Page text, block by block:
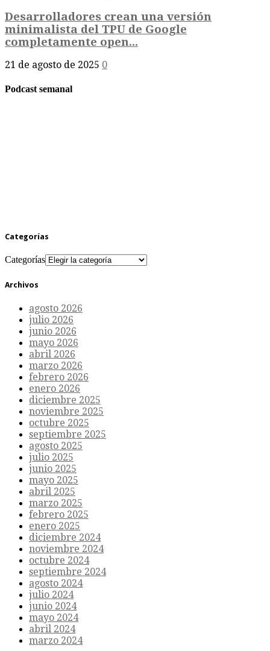
Desarrolladores crean una versión
minimalista del TPU de Google
completamente open...
21 de agosto de 2025 0
Podcast semanal
Categorías
Categorías
Archivos
agosto 2026
julio 2026
junio 2026
mayo 2026
abril 2026
marzo 2026
febrero 2026
enero 2026
diciembre 2025
noviembre 2025
octubre 2025
septiembre 2025
agosto 2025
julio 2025
junio 2025
mayo 2025
abril 2025
marzo 2025
febrero 2025
enero 2025
diciembre 2024
noviembre 2024
octubre 2024
septiembre 2024
agosto 2024
julio 2024
junio 2024
mayo 2024
abril 2024
marzo 2024